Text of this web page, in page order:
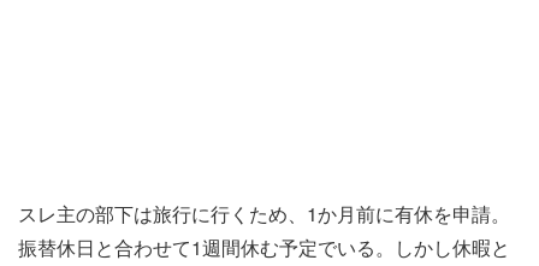
スレ主の部下は旅行に行くため、1か月前に有休を申請。
振替休日と合わせて1週間休む予定でいる。しかし休暇と